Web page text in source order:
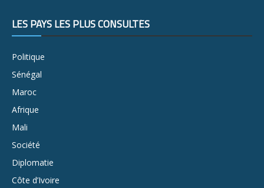
LES PAYS LES PLUS CONSULTÉS
Politique
Sénégal
Maroc
Afrique
Mali
Société
Diplomatie
Côte d’Ivoire